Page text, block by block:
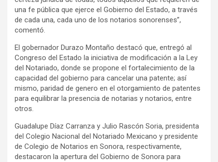
una fe pública que ejerce el Gobierno del Estado, a través
de cada una, cada uno de los notarios sonorenses”,
comentó.
El gobernador Durazo Montaño destacó que, entregó al
Congreso del Estado la iniciativa de modificación a la Ley
del Notariado, donde se propone el fortalecimiento de la
capacidad del gobierno para cancelar una patente; así
mismo, paridad de genero en el otorgamiento de patentes
para equilibrar la presencia de notarias y notarios, entre
otros.
Guadalupe Díaz Carranza y Julio Rascón Soria, presidenta
del Colegio Nacional del Notariado Mexicano y presidente
de Colegio de Notarios en Sonora, respectivamente,
destacaron la apertura del Gobierno de Sonora para